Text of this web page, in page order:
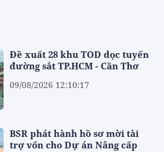
Đề xuất 28 khu TOD dọc tuyến
đường sắt TP.HCM - Cần Thơ
09/08/2026 12:10:17
BSR phát hành hồ sơ mời tài
trợ vốn cho Dự án Nâng cấp